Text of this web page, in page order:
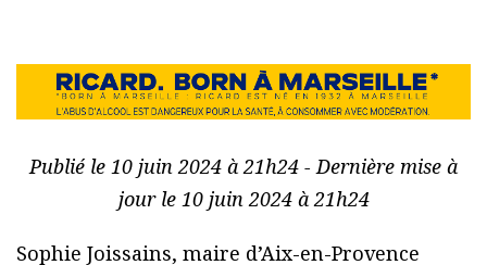
Publié le 10 juin 2024 à 21h24 - Dernière mise à
jour le 10 juin 2024 à 21h24
Sophie Joissains, maire d’Aix-en-Provence